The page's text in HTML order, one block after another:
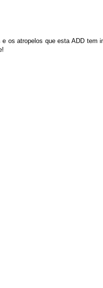
os atropelos que esta ADD